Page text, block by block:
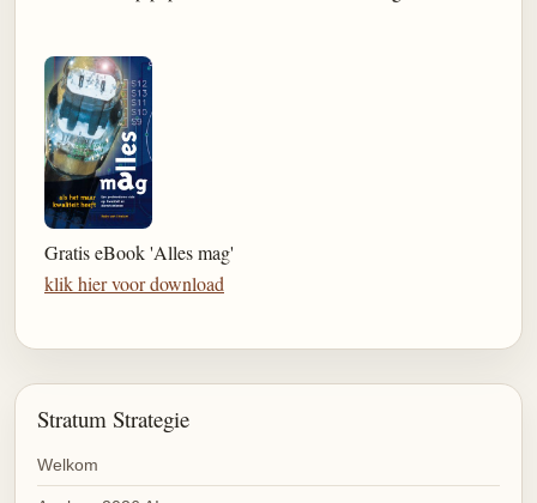
Gratis eBook 'Alles mag'
klik hier voor download
Stratum Strategie
Welkom